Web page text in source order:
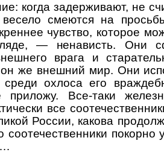
когда задерживают, не
смеются на
чувство, которое
— ненависть. Они
врага и
же внешний мир. Они
среди охлоса его
приложу. Все-таки
все
России, какова
соотечественники покорно